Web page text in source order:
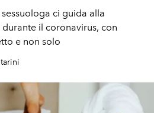
ci guida alla
il coronavirus, con
e non solo